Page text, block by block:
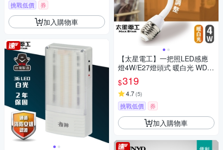
挑戰低價 券
加入購物車
【太星電工】一把照LED感應
燈4W/E27燈頭式 暖白光 WDG
104L
$319
4.7(5)
挑戰低價 券
加入購物車